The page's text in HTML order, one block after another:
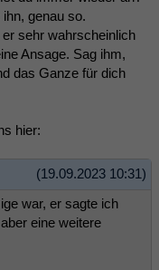
genau so.
sehr wahrscheinlich
Ansage. Sag ihm,
das Ganze für dich
hier:
(19.09.2023 10:31)
war, er sagte ich
eine weitere